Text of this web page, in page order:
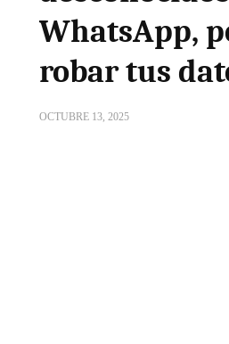
WhatsApp,
robar tus
OCTUBRE 13, 2025